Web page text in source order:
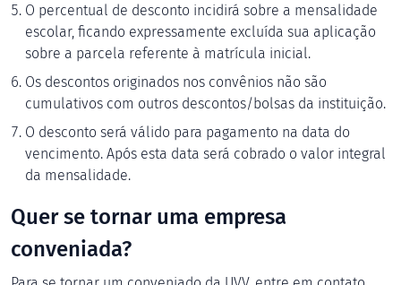
O percentual de desconto incidirá sobre a mensalidade
escolar, ficando expressamente excluída sua aplicação
sobre a parcela referente à matrícula inicial.
Os descontos originados nos convênios não são
cumulativos com outros descontos/bolsas da instituição.
O desconto será válido para pagamento na data do
vencimento. Após esta data será cobrado o valor integral
da mensalidade.
Quer se tornar uma empresa
conveniada?